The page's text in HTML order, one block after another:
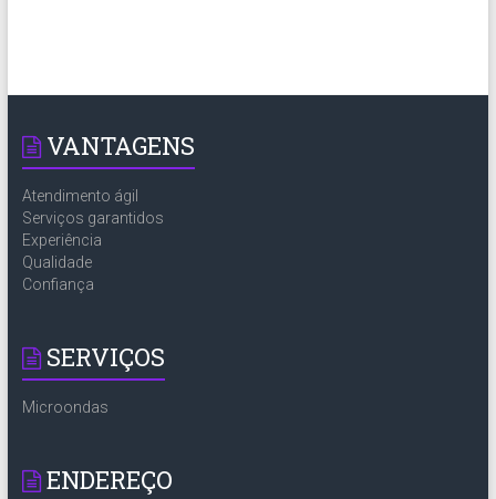
VANTAGENS
Atendimento ágil
Serviços garantidos
Experiência
Qualidade
Confiança
SERVIÇOS
Microondas
ENDEREÇO